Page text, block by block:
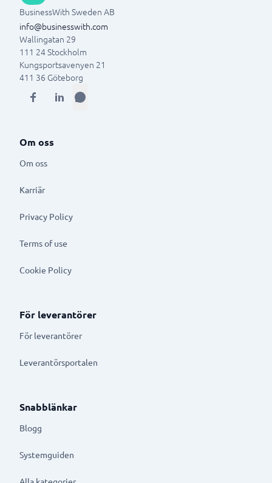
BusinessWith Sweden AB
info@businesswith.com
Wallingatan 29
111 24Stockholm
Kungsportsavenyen 21
411 36 Göteborg
Om oss
Om oss
Karriär
Privacy Policy
Terms of use
Cookie Policy
För leverantörer
För leverantörer
Leverantörsportalen
Snabblänkar
Blogg
Systemguiden